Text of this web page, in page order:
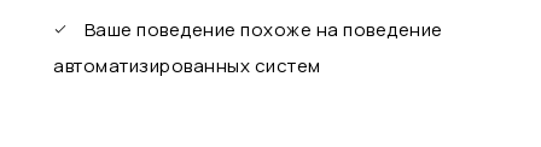
Ваше поведение похоже на поведение
автоматизированных систем